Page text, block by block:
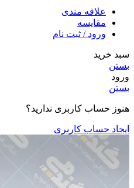
علاقه مندی
مقایسه
ورود / ثبت نام
سبد خرید
بستن
ورود
بستن
هنوز حساب کاربری ندارید؟
ایجاد حساب کاربری